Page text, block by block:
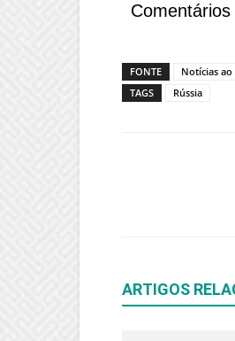
Comentários
FONTE
Notícias
TAGS
Rússia
ARTIGOS